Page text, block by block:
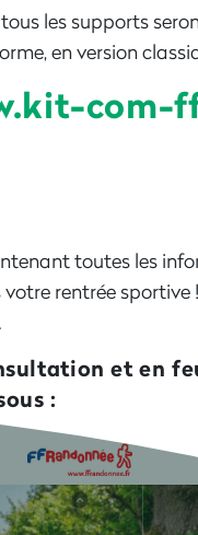
les supports
en version
com-
toutes les
rentrée
et en
: